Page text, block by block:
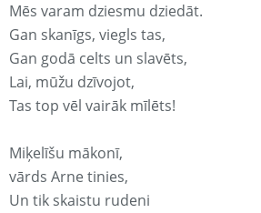
Mēs varam dziesmu dziedāt.
Gan skanīgs, viegls tas,
Gan godā celts un slavēts,
Lai, mūžu dzīvojot,
Tas top vēl vairāk mīlēts!
Miķelīšu mākonī,
vārds Arne tinies,
Un tik skaistu rudeni